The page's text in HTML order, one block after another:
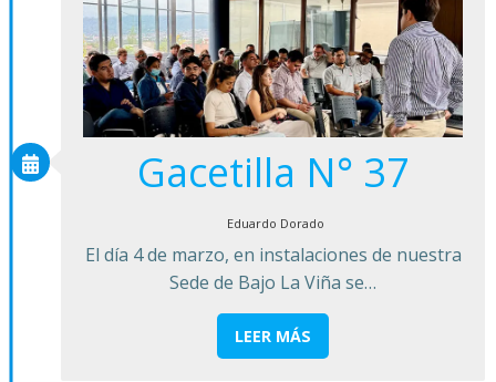
Gacetilla N° 37
Eduardo Dorado
El día 4 de marzo, en instalaciones de nuestra
Sede de Bajo La Viña se…
LEER MÁS